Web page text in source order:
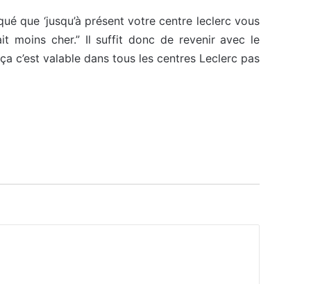
que ‘jusqu’à présent votre centre leclerc vous
moins cher.” Il suffit donc de revenir avec le
c’est valable dans tous les centres Leclerc pas